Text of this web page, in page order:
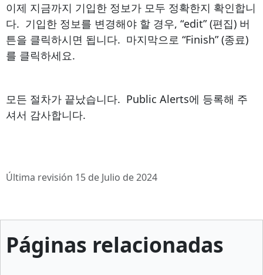
이제 지금까지 기입한 정보가 모두 정확한지 확인합니
다. 기입한 정보를 변경해야 할 경우, “edit” (편집) 버
튼을 클릭하시면 됩니다. 마지막으로 “Finish” (종료)
를 클릭하세요.
모든 절차가 끝났습니다. Public Alerts에 등록해 주
셔서 감사합니다.
Última revisión 15 de Julio de 2024
Páginas relacionadas